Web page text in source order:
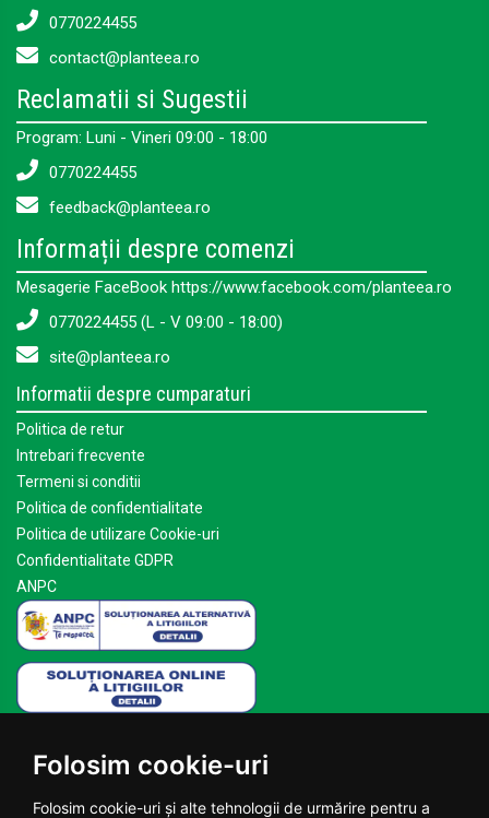
Folosim cookie-uri
Folosim cookie-uri și alte tehnologii de urmărire pentru a
0770224455
contact@planteea.ro
Reclamatii si Sugestii
Program: Luni - Vineri 09:00 - 18:00
0770224455
feedback@planteea.ro
Informații despre comenzi
Mesagerie FaceBook https://www.facebook.com/planteea.ro
0770224455 (L - V 09:00 - 18:00)
site@planteea.ro
Informatii despre cumparaturi
Politica de retur
Intrebari frecvente
Termeni si conditii
Politica de confidentialitate
Politica de utilizare Cookie-uri
Confidentialitate GDPR
ANPC
Acasa
Despre noi